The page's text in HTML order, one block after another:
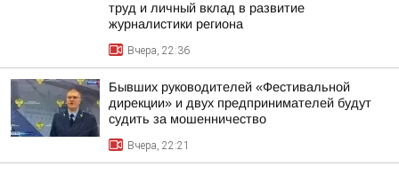
труд и личный вклад в развитие
журналистики региона
Вчера, 22:36
Бывших руководителей «Фестивальной
дирекции» и двух предпринимателей будут
судить за мошенничество
Вчера, 22:21